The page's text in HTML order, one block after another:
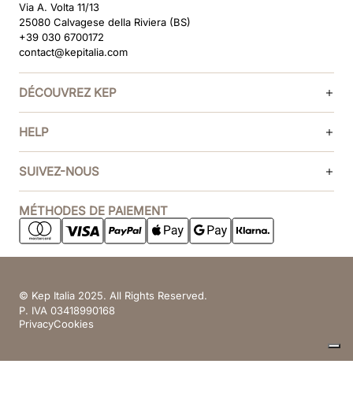
Via A. Volta 11/13
25080 Calvagese della Riviera (BS)
+39 030 6700172
contact@kepitalia.com
DÉCOUVREZ KEP
HELP
SUIVEZ-NOUS
MÉTHODES DE PAIEMENT
© Kep Italia 2025. All Rights Reserved.
P. IVA 03418990168
PrivacyCookies